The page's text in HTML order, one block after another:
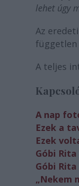
lehet úgy
Az
független
A teljes
A nap
Ezek a
Ezek
Góbi
Góbi
„Nekem